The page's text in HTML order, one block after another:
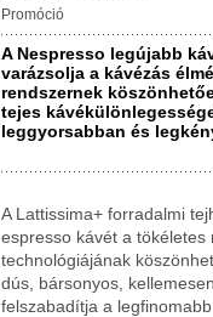
Promóció
A Nespresso legújabb
varázsolja a kávézás
rendszernek
tejes
leggyorsabban és
A Lattissima+ forradalmi
espresso kávét a
technológiájának
dús, bársonyos,
felszabadítja a